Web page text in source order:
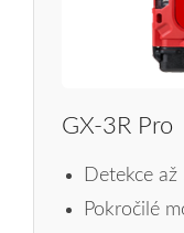
GX‑3R Pro
Detekce
Pokročilé